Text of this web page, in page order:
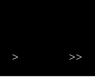
> >>